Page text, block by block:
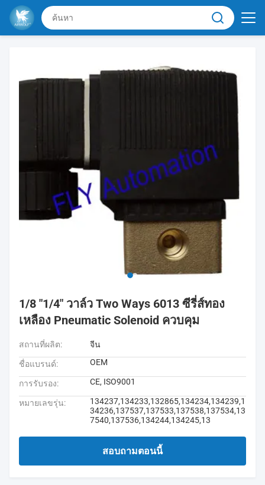
1/8 "1/4" วาล์ว Two Ways 6013 ซีรี่ส์ทอง
เหลือง Pneumatic Solenoid ควบคุม
สถานที่ผลิต: จีน
ชื่อแบรนด์: OEM
การรับรอง: CE, ISO9001
หมายเลขรุ่น:
134237,134233,132865,134234,134239,1
34236,137537,137533,137538,137534,13
7540,137536,134244,134245,13
สอบถามตอนนี้